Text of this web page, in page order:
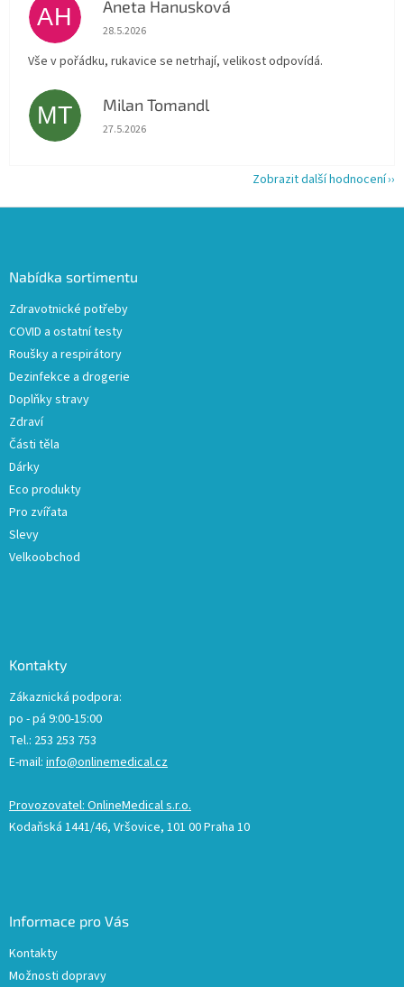
AH Aneta Hanusková
Hodnocení obchodu je 5 z 5 hvězdiček.
28.5.2026
Vše v pořádku, rukavice se netrhají, velikost odpovídá.
MT Milan Tomandl
Hodnocení obchodu je 5 z 5 hvězdiček.
27.5.2026
Zobrazit další hodnocení
Nabídka sortimentu
Zdravotnické potřeby
COVID a ostatní testy
Roušky a respirátory
Dezinfekce a drogerie
Doplňky stravy
Zdraví
Části těla
Dárky
Eco produkty
Pro zvířata
Slevy
Velkoobchod
Kontakty
Zákaznická podpora:
po - pá 9:00-15:00
Tel.: 253 253 753
E-mail: info@onlinemedical.cz
Provozovatel: OnlineMedical s.r.o.
Kodaňská 1441/46, Vršovice, 101 00 Praha 10
Informace pro Vás
Kontakty
Možnosti dopravy